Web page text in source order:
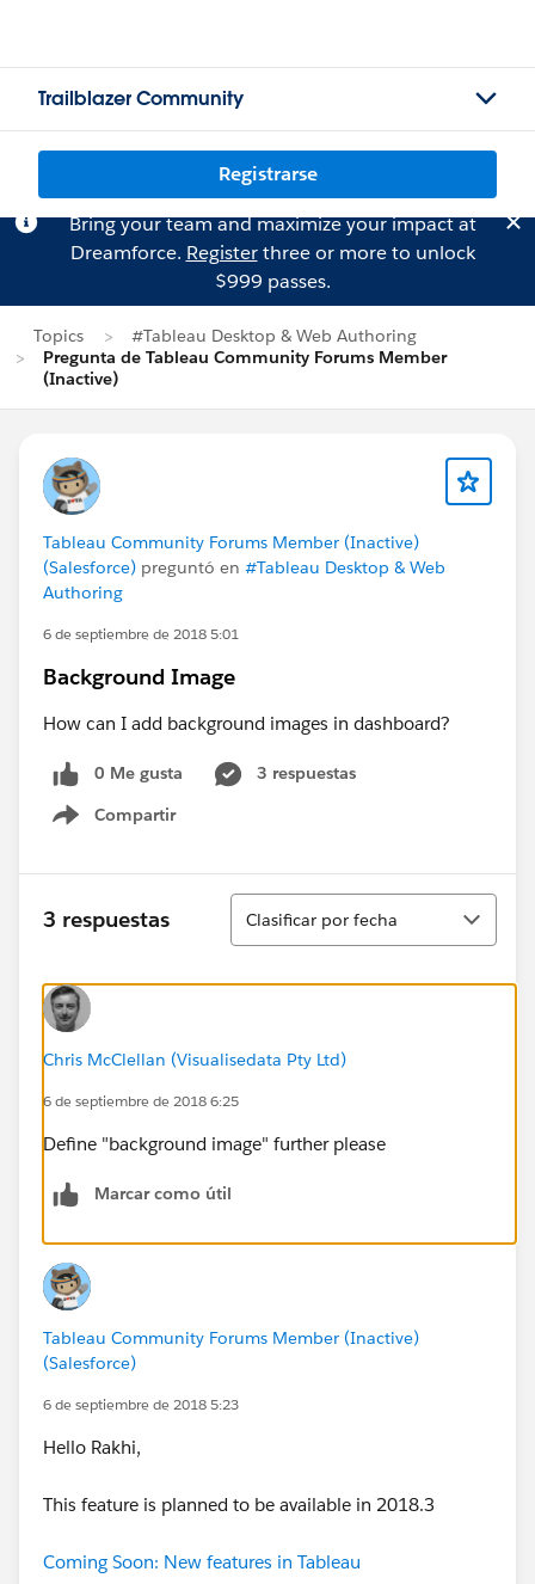
Trailblazer Community
Registrarse
Bring your team and maximize your impact at
Dreamforce. Registerthree or more to unlock
$999 passes.
Topics
#Tableau Desktop & Web Authoring
Pregunta de Tableau Community Forums Member
(Inactive)
Tableau Community Forums Member (Inactive)
(Salesforce) preguntó en #Tableau Desktop & Web
Authoring
6 de septiembre de 2018 5:01
Background Image
How can I add background images in dashboard?
0 Me gusta
3 respuestas
Compartir
Show menu
3 respuestas
Ordenar
Clasificar por fecha
Chris McClellan (Visualisedata Pty Ltd)
6 de septiembre de 2018 6:25
Define "background image" further please
Marcar como útil
Tableau Community Forums Member (Inactive)
(Salesforce)
6 de septiembre de 2018 5:23
Hello Rakhi,
This feature is planned to be available in 2018.3
Coming Soon: New features in Tableau